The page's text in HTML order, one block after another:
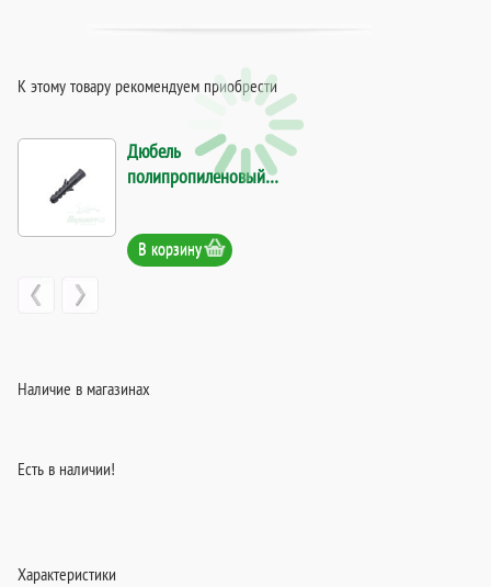
К этому товару рекомендуем приобрести
Дюбель
полипропиленовый
В корзину
Наличие в магазинах
Есть в наличии!
Характеристики